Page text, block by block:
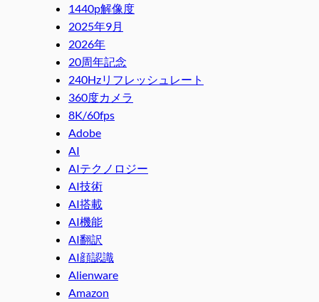
1440p解像度
2025年9月
2026年
20周年記念
240Hzリフレッシュレート
360度カメラ
8K/60fps
Adobe
AI
AIテクノロジー
AI技術
AI搭載
AI機能
AI翻訳
AI顔認識
Alienware
Amazon